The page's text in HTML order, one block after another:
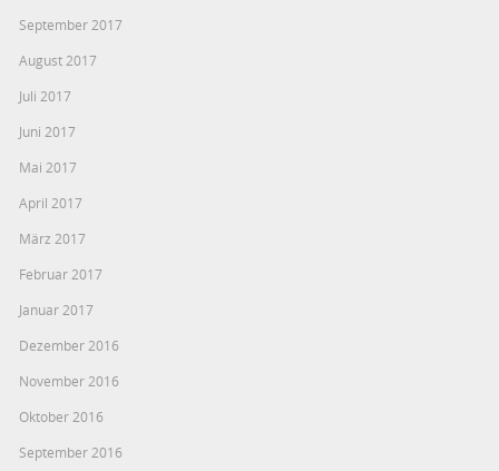
September 2017
August 2017
Juli 2017
Juni 2017
Mai 2017
April 2017
März 2017
Februar 2017
Januar 2017
Dezember 2016
November 2016
Oktober 2016
September 2016